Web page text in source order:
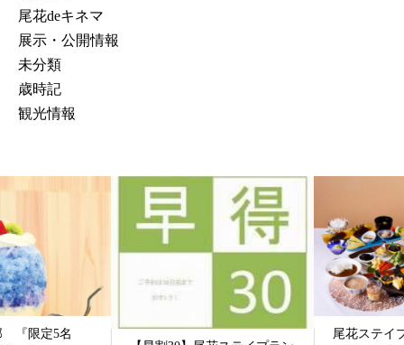
尾花deキネマ
展示・公開情報
未分類
歳時記
観光情報
尾花ステイプラン（朝食付）